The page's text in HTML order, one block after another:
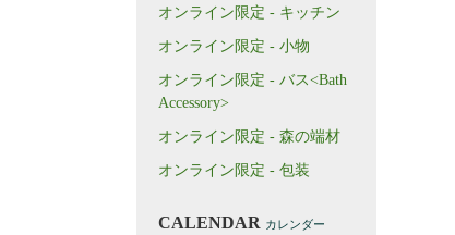
オンライン限定 - キッチン
オンライン限定 - 小物
オンライン限定 - バス<Bath
Accessory>
オンライン限定 - 森の端材
オンライン限定 - 包装
CALENDAR カレンダー